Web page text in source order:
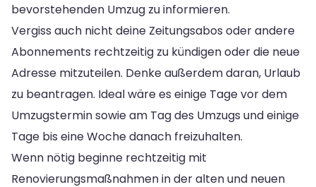
bevorstehenden Umzug zu informieren.
Vergiss auch nicht deine Zeitungsabos oder andere
Abonnements rechtzeitig zu kündigen oder die neue
Adresse mitzuteilen. Denke außerdem daran, Urlaub
zu beantragen. Ideal wäre es einige Tage vor dem
Umzugstermin sowie am Tag des Umzugs und einige
Tage bis eine Woche danach freizuhalten.
Wenn nötig beginne rechtzeitig mit
Renovierungsmaßnahmen in der alten und neuen